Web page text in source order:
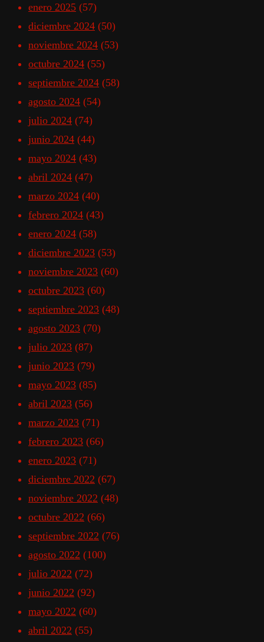
enero 2025 (57)
diciembre 2024 (50)
noviembre 2024 (53)
octubre 2024 (55)
septiembre 2024 (58)
agosto 2024 (54)
julio 2024 (74)
junio 2024 (44)
mayo 2024 (43)
abril 2024 (47)
marzo 2024 (40)
febrero 2024 (43)
enero 2024 (58)
diciembre 2023 (53)
noviembre 2023 (60)
octubre 2023 (60)
septiembre 2023 (48)
agosto 2023 (70)
julio 2023 (87)
junio 2023 (79)
mayo 2023 (85)
abril 2023 (56)
marzo 2023 (71)
febrero 2023 (66)
enero 2023 (71)
diciembre 2022 (67)
noviembre 2022 (48)
octubre 2022 (66)
septiembre 2022 (76)
agosto 2022 (100)
julio 2022 (72)
junio 2022 (92)
mayo 2022 (60)
abril 2022 (55)